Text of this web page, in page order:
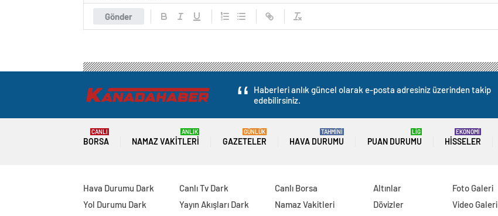
Gönder
Haberleri anlık güncel olarak e-posta adresiniz üzerinden takip
edebilirsiniz.
BORSA
CANLI
NAMAZ VAKITLERI
ANLIK
GAZETELER
GÜNLÜK
HAVA DURUMU
TAHMİNİ
PUAN DURUMU
LİG
HISSELER
EKONOMİ
Hava Durumu Dark
Yol Durumu Dark
Canlı Tv Dark
Yayın Akışları Dark
Canlı Borsa
Namaz Vakitleri
Altınlar
Dövizler
Foto Galeri
Video Galeri